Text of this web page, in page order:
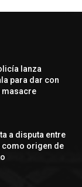
lanza
para dar con
masacre
a disputa entre
origen de